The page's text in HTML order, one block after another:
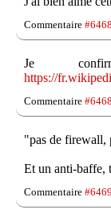
Commentaire
Je
https://
Commentaire
"pas de firewall,
Et un anti-baffe,
Commentaire